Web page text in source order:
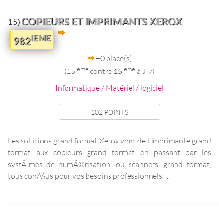
15)COPIEURS ET IMPRIMANTS XEROX
982IEME
+0 place(s)
(15ieme contre 15ieme à J-7)
Informatique / Matériel / logiciel
102 POINTS
Les solutions grand format Xerox vont de l'imprimante grand
format aux copieurs grand format en passant par les
systÃ¨mes de numÃ©risation, ou scanners, grand format,
tous conÃ§us pour vos besoins professionnels. ...